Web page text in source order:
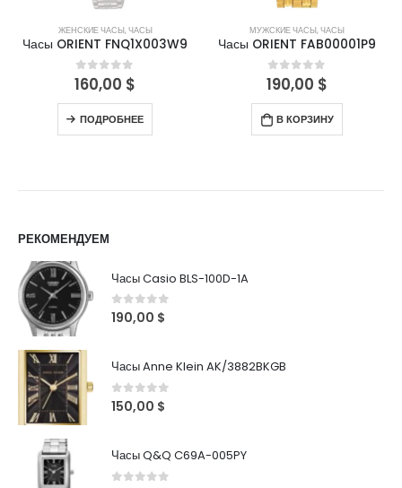
ЖЕНСКИЕ ЧАСЫ,ЧАСЫ
Часы ORIENT FNQ1X003W9
0out of 5
160,00 $
ПОДРОБНЕЕ
МУЖСКИЕ ЧАСЫ,ЧАСЫ
Часы ORIENT FAB00001P9
0out of 5
190,00 $
В КОРЗИНУ
РЕКОМЕНДУЕМ
Часы Casio BLS-100D-1A
0out of 5
190,00 $
Часы Anne Klein AK/3882BKGB
0out of 5
150,00 $
Часы Q&Q C69A-005PY